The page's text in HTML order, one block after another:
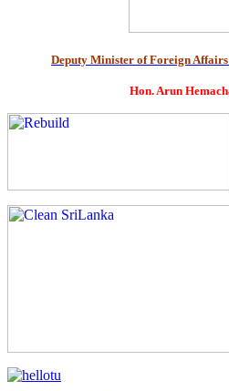
Deputy Minister of Foreign
Hon. Arun